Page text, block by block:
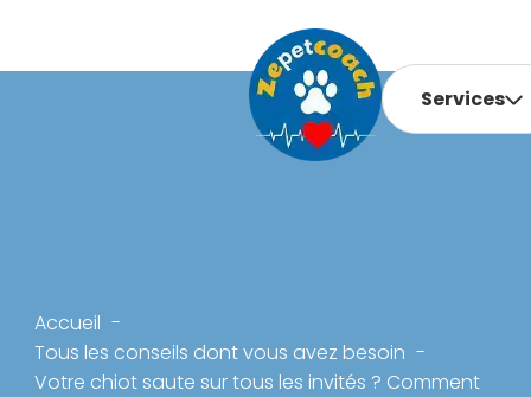
Services
Accueil
Tous les conseils dont vous avez besoin
Votre chiot saute sur tous les invités ? Comment